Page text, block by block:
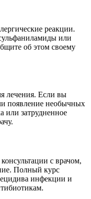
реакции.
или
об этом своему
лечения. Если вы
появление необычных
или затрудненное
с врачом,
Полный курс
инфекции и